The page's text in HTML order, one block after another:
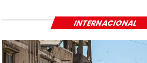
INTERNACIONAL